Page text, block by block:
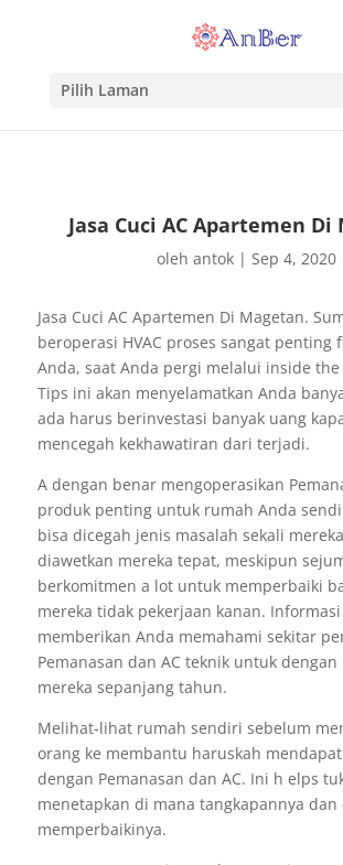
Pilih Laman
Jasa Cuci AC Apartemen Di
olehantok |Sep 4, 2020
Jasa Cuci AC Apartemen Di Magetan.
beroperasi HVAC proses sangat penting
Anda, saat Anda pergi melalui inside
Tips ini akan menyelamatkan Anda
ada harus berinvestasi banyak uang
mencegah kekhawatiran dari terjadi.
A dengan benar mengoperasikan
produk penting untuk rumah Anda
bisa dicegah jenis masalah sekali
diawetkan mereka tepat, meskipun
berkomitmen a lot untuk memperbaiki
mereka tidak pekerjaan kanan.
memberikan Anda memahami sekitar
Pemanasan dan AC teknik untuk
mereka sepanjang tahun.
Melihat-lihat rumah sendiri sebelum
orang ke membantu haruskah
dengan Pemanasan dan AC. Ini h elps
menetapkan di mana tangkapannya dan
memperbaikinya.